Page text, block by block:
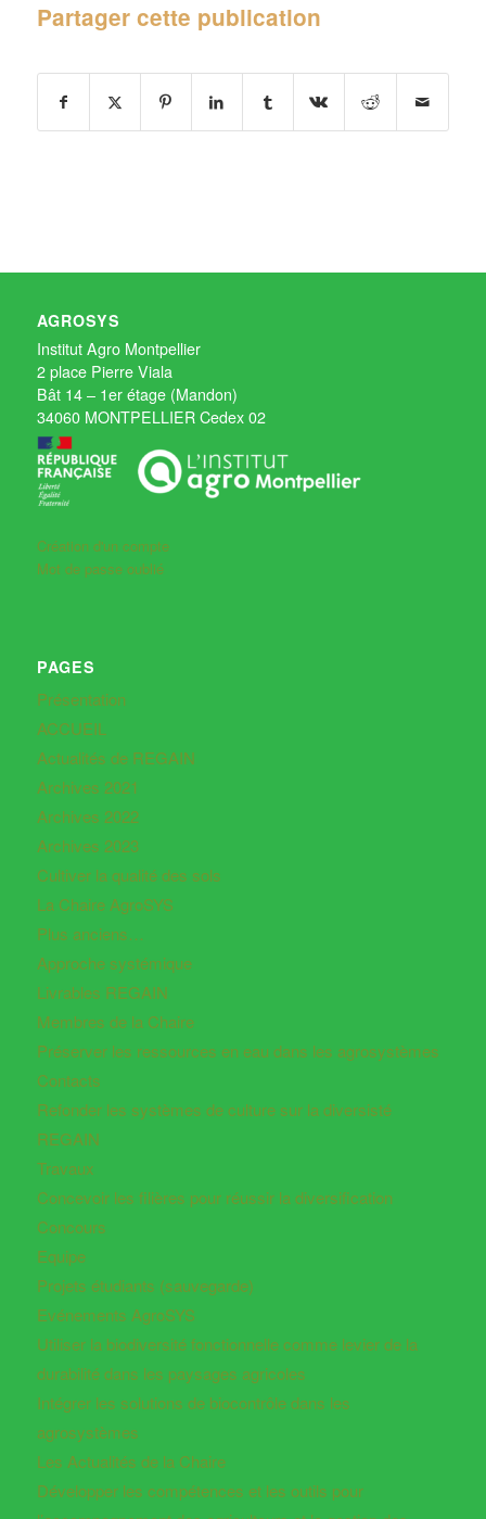
Partager cette publication
AGROSYS
Institut Agro Montpellier
2 place Pierre Viala
Bât 14 – 1er étage (Mandon)
34060 MONTPELLIER Cedex 02
Création d'un compte
Mot de passe oublié
PAGES
Présentation
ACCUEIL
Actualités de REGAIN
Archives 2021
Archives 2022
Archives 2023
Cultiver la qualité des sols
La Chaire AgroSYS
Plus anciens…
Approche systémique
Livrables REGAIN
Membres de la Chaire
Préserver les ressources en eau dans les agrosystèmes
Contacts
Refonder les systèmes de culture sur la diversisté
REGAIN
Travaux
Concevoir les filières pour réussir la diversification
Concours
Equipe
Projets étudiants (sauvegarde)
Evénements AgroSYS
Utiliser la biodiversité fonctionnelle comme levier de la
durabilité dans les paysages agricoles
Intégrer les solutions de biocontrôle dans les
agrosystèmes
Les Actualités de la Chaire
Développer les compétences et les outils pour